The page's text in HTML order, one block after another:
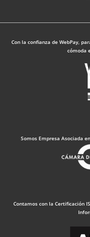
Con la confianza de WebPay,
cómoda
Somos Empresa Asociada
Contamos con la Certificación